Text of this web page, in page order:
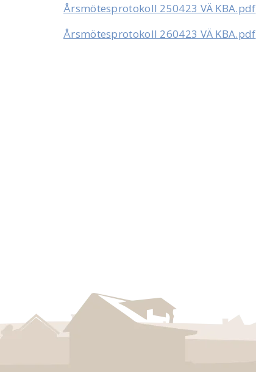
Årsmötesprotokoll 250423 VÄ KBA.pdf
Årsmötesprotokoll 260423 VÄ KBA.pdf